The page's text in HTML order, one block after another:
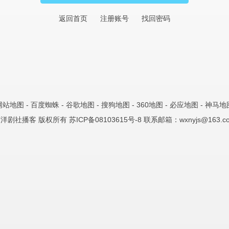
返回首页 注册账号 找回密码
站地图 - 百度蜘蛛 - 谷歌地图 - 搜狗地图 - 360地图 - 必应地图 - 神马地
剧社播客 版权所有 苏ICP备08103615号-8 联系邮箱：